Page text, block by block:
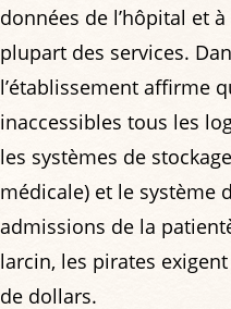
données de l’hôpital et
plupart des services.
l’établissement affirme
inaccessibles tous les
les systèmes de
médicale) et le système
admissions de la
larcin, les pirates
de dollars.